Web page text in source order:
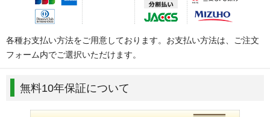
各種お支払い方法をご用意しております。お支払い方法は、ご注文
フォーム内でご選択いただけます。
無料10年保証について